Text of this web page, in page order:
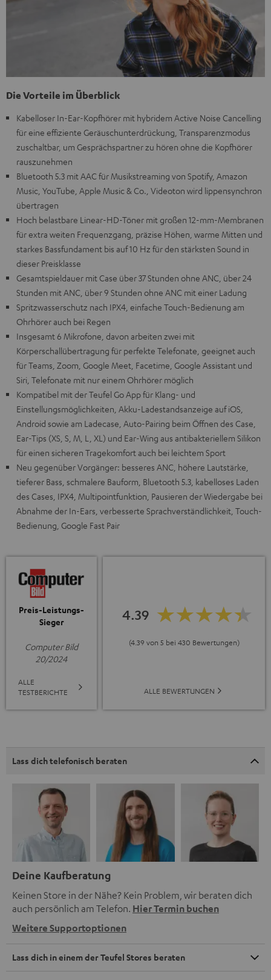
Die Vorteile im Überblick
Kabelloser In-Ear-Kopfhörer mit hybridem Active Noise Cancelling
für eine effiziente Geräuschunterdrückung, Transparenzmodus
zuschaltbar, um Gesprächspartner zu hören ohne die Kopfhörer
rauszunehmen
Bluetooth 5.3 mit AAC für Musikstreaming von Spotify, Amazon
Music, YouTube, Apple Music & Co., Videoton wird lippensynchron
übertragen
Hoch belastbare Linear-HD-Töner mit großen 12-mm-Membranen
für extra weiten Frequenzgang, präzise Höhen, warme Mitten und
starkes Bassfundament bis auf 10 Hz für den stärksten Sound in
dieser Preisklasse
Gesamtspieldauer mit Case über 37 Stunden ohne ANC, über 24
Stunden mit ANC, über 9 Stunden ohne ANC mit einer Ladung
Spritzwasserschutz nach IPX4, einfache Touch-Bedienung am
Ohrhörer auch bei Regen
Insgesamt 6 Mikrofone, davon arbeiten zwei mit
Körperschallübertragung für perfekte Telefonate, geeignet auch
für Teams, Zoom, Google Meet, Facetime, Google Assistant und
Siri, Telefonate mit nur einem Ohrhörer möglich
Kompatibel mit der Teufel Go App für Klang- und
Einstellungsmöglichkeiten, Akku-Ladestandsanzeige auf iOS,
Android sowie am Ladecase, Auto-Pairing beim Öffnen des Case,
Ear-Tips (XS, S, M, L, XL) und Ear-Wing aus antibakteriellem Silikon
für einen sicheren Tragekomfort auch bei leichtem Sport
Neu gegenüber Vorgänger: besseres ANC, höhere Lautstärke,
tieferer Bass, schmalere Bauform, Bluetooth 5.3, kabelloses Laden
des Cases, IPX4, Multipointfunktion, Pausieren der Wiedergabe bei
Abnahme der In-Ears, verbesserte Sprachverständlichkeit, Touch-
Bedienung, Google Fast Pair
Preis-Leistungs-
Sieger
Computer Bild
20/2024
ALLE
TESTBERICHTE
4.39
(4.39 von 5 bei 430 Bewertungen)
ALLE BEWERTUNGEN
Lass dich telefonisch beraten
Deine Kaufberatung
Keinen Store in der Nähe? Kein Problem, wir beraten dich
auch persönlich am Telefon. Hier Termin buchen
Weitere Supportoptionen
Lass dich in einem der Teufel Stores beraten